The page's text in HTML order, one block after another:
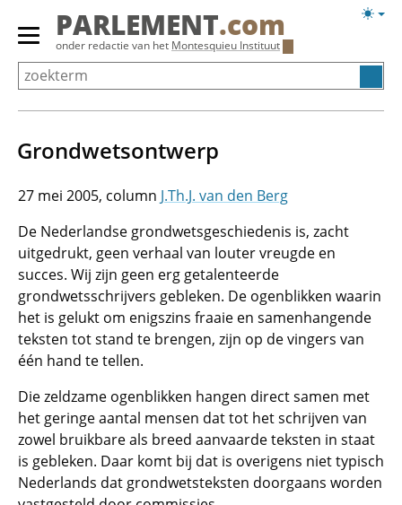
Overslaan
Primair
menu
tonen/verbergen
PARLEMENT.com
onder redactie van het Montesquieu Instituut
Grondwetsontwerp
27 mei 2005
J.Th.J. van den Berg
De Nederlandse grondwetsgeschiedenis is, zacht
uitgedrukt, geen verhaal van louter vreugde en
succes. Wij zijn geen erg getalenteerde
grondwetsschrijvers gebleken. De ogenblikken waarin
het is gelukt om enigszins fraaie en samenhangende
teksten tot stand te brengen, zijn op de vingers van
één hand te tellen.
Die zeldzame ogenblikken hangen direct samen met
het geringe aantal mensen dat tot het schrijven van
zowel bruikbare als breed aanvaarde teksten in staat
is gebleken. Daar komt bij dat is overigens niet typisch
Nederlands dat grondwetsteksten doorgaans worden